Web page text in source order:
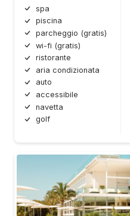
spa
piscina
parcheggio (gratis)
wi-fi (gratis)
ristorante
aria condizionata
auto
accessibile
navetta
golf